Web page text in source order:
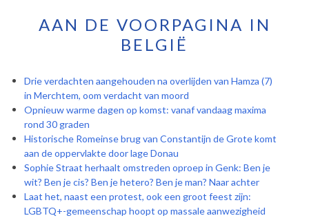
AAN DE VOORPAGINA IN
BELGIË
Drie verdachten aangehouden na overlijden van Hamza (7)
in Merchtem, oom verdacht van moord
Opnieuw warme dagen op komst: vanaf vandaag maxima
rond 30 graden
Historische Romeinse brug van Constantijn de Grote komt
aan de oppervlakte door lage Donau
Sophie Straat herhaalt omstreden oproep in Genk: Ben je
wit? Ben je cis? Ben je hetero? Ben je man? Naar achter
Laat het, naast een protest, ook een groot feest zijn:
LGBTQ+-gemeenschap hoopt op massale aanwezigheid